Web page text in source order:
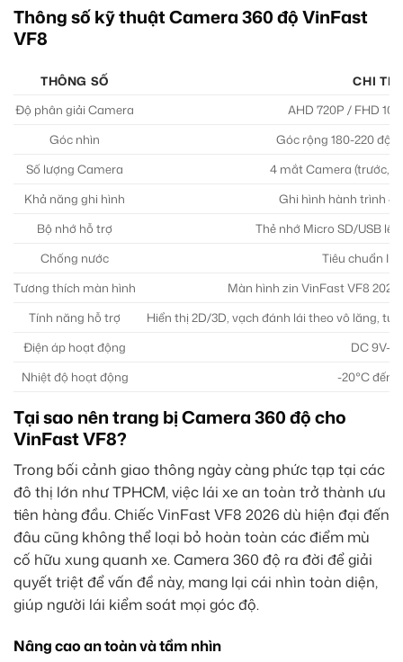
Thông số kỹ thuật Camera 360 độ VinFast
VF8
THÔNG SỐ
CHI
Độ phân giải Camera
AHD 720P / FHD
Góc nhìn
Góc rộng 180-220 độ
Số lượng Camera
4 mắt Camera (trước,
Khả năng ghi hình
Ghi hình hành trình 4
Bộ nhớ hỗ trợ
Thẻ nhớ Micro SD/USB
Chống nước
Tiêu chuẩn
Tương thích màn hình
Màn hình zin VinFast VF8
Tính năng hỗ trợ
Hiển thị 2D/3D, vạch đánh lái theo vô lăng,
Điện áp hoạt động
DC 9V-
Nhiệt độ hoạt động
-20°C đến
Tại sao nên trang bị Camera 360 độ cho
VinFast VF8?
Trong bối cảnh giao thông ngày càng phức tạp tại các
đô thị lớn như TPHCM, việc lái xe an toàn trở thành ưu
tiên hàng đầu. Chiếc VinFast VF8 2026 dù hiện đại đến
đâu cũng không thể loại bỏ hoàn toàn các điểm mù
cố hữu xung quanh xe. Camera 360 độ ra đời để giải
quyết triệt để vấn đề này, mang lại cái nhìn toàn diện,
giúp người lái kiểm soát mọi góc độ.
Nâng cao an toàn và tầm nhìn